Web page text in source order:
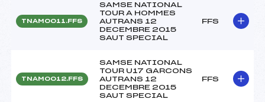
TNAM0011.FFS
SAMSE NATIONAL
TOUR A HOMMES
AUTRANS 12
DECEMBRE 2015
SAUT SPECIAL
FFS
TNAM0012.FFS
SAMSE NATIONAL
TOUR U17 GARCONS
AUTRANS 12
DECEMBRE 2015
SAUT SPECIAL
FFS